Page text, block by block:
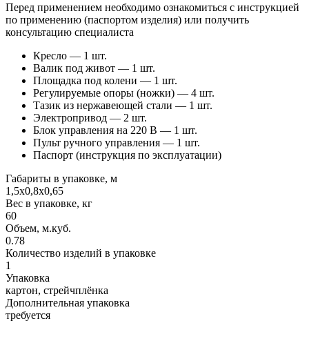
Перед применением необходимо ознакомиться с инструкцией
по применению (паспортом изделия) или получить
консультацию специалиста
Кресло — 1 шт.
Валик под живот — 1 шт.
Площадка под колени — 1 шт.
Регулируемые опоры (ножки) — 4 шт.
Тазик из нержавеющей стали — 1 шт.
Электропривод — 2 шт.
Блок управления на 220 В — 1 шт.
Пульт ручного управления — 1 шт.
Паспорт (инструкция по эксплуатации)
Габариты в упаковке, м
1,5х0,8х0,65
Вес в упаковке, кг
60
Объем, м.куб.
0.78
Количество изделий в упаковке
1
Упаковка
картон, стрейчплёнка
Дополнительная упаковка
требуется